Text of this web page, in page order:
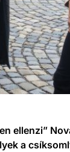
ellenzi”
a